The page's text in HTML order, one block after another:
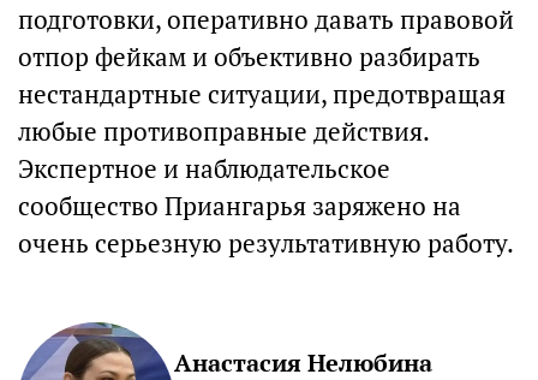
подготовки, оперативно давать правовой
отпор фейкам и объективно разбирать
нестандартные ситуации, предотвращая
любые противоправные действия.
Экспертное и наблюдательское
сообщество Приангарья заряжено на
очень серьезную результативную работу.
Анастасия Нелюбина